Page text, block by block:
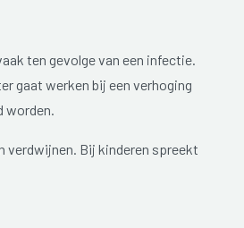
ten gevolge van een infectie.
gaat werken bij een verhoging
worden.
verdwijnen. Bij kinderen spreekt